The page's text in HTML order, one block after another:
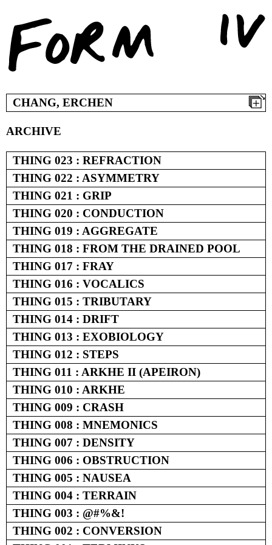
content
CHANG, ERCHEN
ARCHIVE
THING 023 : REFRACTION
THING 022 : ASYMMETRY
THING 021 : GRIP
THING 020 : CONDUCTION
THING 019 : AGGREGATE
THING 018 : FROM THE DRAINED POOL
THING 017 : FRAY
THING 016 : VOCALICS
THING 015 : TRIBUTARY
THING 014 : DRIFT
THING 013 : EXOBIOLOGY
THING 012 : STEPS
THING 011 : ARKHE II (APEIRON)
THING 010 : ARKHE
THING 009 : CRASH
THING 008 : MNEMONICS
THING 007 : DENSITY
THING 006 : OBSTRUCTION
THING 005 : NAUSEA
THING 004 : TERRAIN
THING 003 : @#%&!
THING 002 : CONVERSION